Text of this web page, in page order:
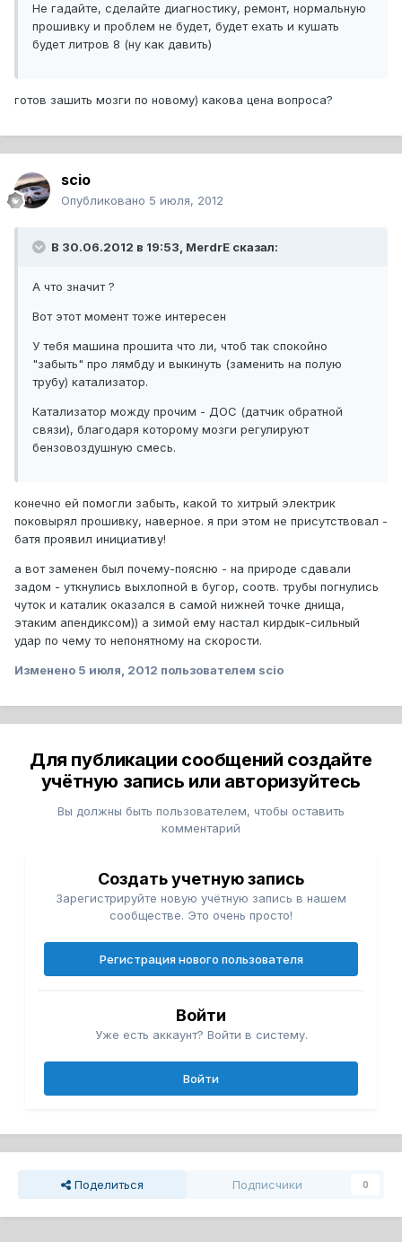
Не гадайте, сделайте диагностику, ремонт, нормальную
прошивку и проблем не будет, будет ехать и кушать
будет литров 8 (ну как давить)
готов зашить мозги по новому) какова цена вопроса?
scio
Опубликовано 5 июля, 2012
В 30.06.2012 в 19:53, MerdrE сказал:
А что значит ?
Вот этот момент тоже интересен
У тебя машина прошита что ли, чтоб так спокойно
"забыть" про лямбду и выкинуть (заменить на полую
трубу) катализатор.
Катализатор можду прочим - ДОС (датчик обратной
связи), благодаря которому мозги регулируют
бензовоздушную смесь.
конечно ей помогли забыть, какой то хитрый электрик
поковырял прошивку, наверное. я при этом не присутствовал -
батя проявил инициативу!
а вот заменен был почему-поясню - на природе сдавали
задом - уткнулись выхлопной в бугор, соотв. трубы погнулись
чуток и каталик оказался в самой нижней точке днища,
этаким апендиксом)) а зимой ему настал кирдык-сильный
удар по чему то непонятному на скорости.
Изменено 5 июля, 2012 пользователем scio
Для публикации сообщений создайте
учётную запись или авторизуйтесь
Вы должны быть пользователем, чтобы оставить
комментарий
Создать учетную запись
Зарегистрируйте новую учётную запись в нашем
сообществе. Это очень просто!
Регистрация нового пользователя
Войти
Уже есть аккаунт? Войти в систему.
Войти
Поделиться Подписчики 0